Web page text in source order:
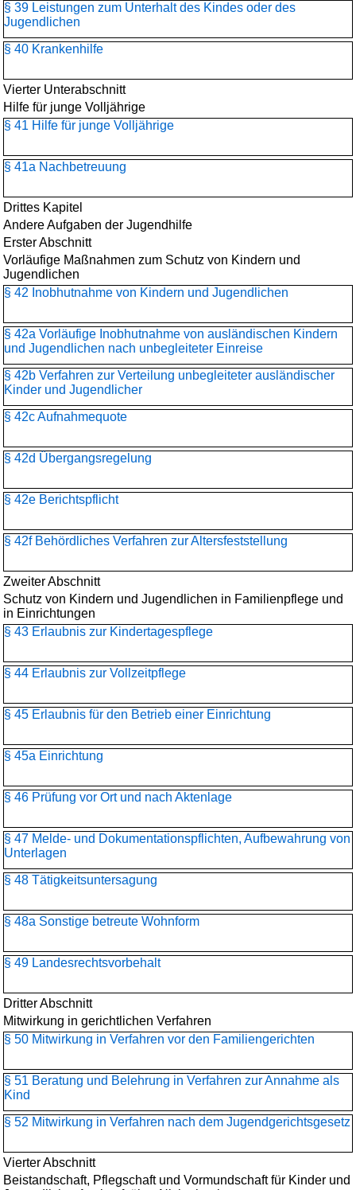
§ 39 Leistungen zum Unterhalt des Kindes oder des
Jugendlichen
§ 40 Krankenhilfe
Vierter Unterabschnitt
Hilfe für junge Volljährige
§ 41 Hilfe für junge Volljährige
§ 41a Nachbetreuung
Drittes Kapitel
Andere Aufgaben der Jugendhilfe
Erster Abschnitt
Vorläufige Maßnahmen zum Schutz von Kindern und
Jugendlichen
§ 42 Inobhutnahme von Kindern und Jugendlichen
§ 42a Vorläufige Inobhutnahme von ausländischen Kindern
und Jugendlichen nach unbegleiteter Einreise
§ 42b Verfahren zur Verteilung unbegleiteter ausländischer
Kinder und Jugendlicher
§ 42c Aufnahmequote
§ 42d Übergangsregelung
§ 42e Berichtspflicht
§ 42f Behördliches Verfahren zur Altersfeststellung
Zweiter Abschnitt
Schutz von Kindern und Jugendlichen in Familienpflege und
in Einrichtungen
§ 43 Erlaubnis zur Kindertagespflege
§ 44 Erlaubnis zur Vollzeitpflege
§ 45 Erlaubnis für den Betrieb einer Einrichtung
§ 45a Einrichtung
§ 46 Prüfung vor Ort und nach Aktenlage
§ 47 Melde- und Dokumentationspflichten, Aufbewahrung von
Unterlagen
§ 48 Tätigkeitsuntersagung
§ 48a Sonstige betreute Wohnform
§ 49 Landesrechtsvorbehalt
Dritter Abschnitt
Mitwirkung in gerichtlichen Verfahren
§ 50 Mitwirkung in Verfahren vor den Familiengerichten
§ 51 Beratung und Belehrung in Verfahren zur Annahme als
Kind
§ 52 Mitwirkung in Verfahren nach dem Jugendgerichtsgesetz
Vierter Abschnitt
Beistandschaft, Pflegschaft und Vormundschaft für Kinder und